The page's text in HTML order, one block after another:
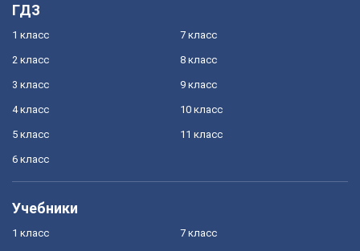
ГДЗ
1 класс
2 класс
3 класс
4 класс
5 класс
6 класс
7 класс
8 класс
9 класс
10 класс
11 класс
Учебники
1 класс 7 класс